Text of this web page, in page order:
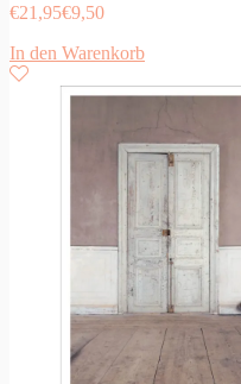
€21,95€9,50
In den Warenkorb